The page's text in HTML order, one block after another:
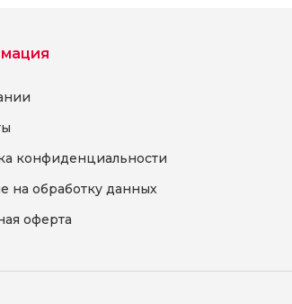
конфиденциальности
на обработку данных
оферта